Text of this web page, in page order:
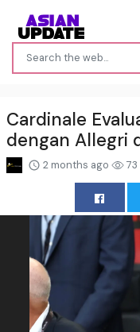
Cardinale
dengan Allegri
2 months ago 73